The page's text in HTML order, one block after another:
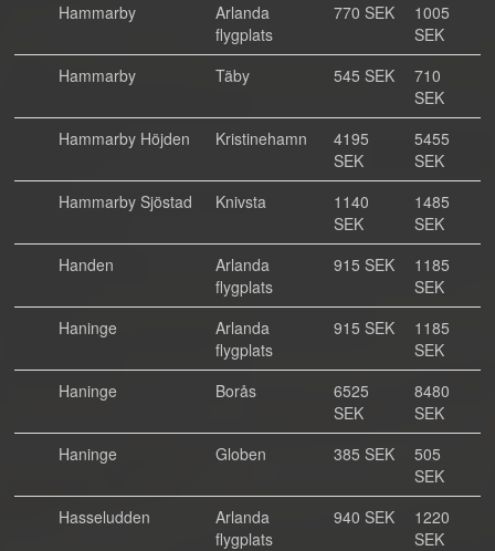
Hammarby
Arlanda
flygplats
770 SEK
1005
SEK
Hammarby
Täby 545 SEK
710
SEK
Hammarby Höjden
Kristinehamn
4195
SEK
5455
SEK
Hammarby Sjöstad
Knivsta
1140
SEK
1485
SEK
Handen
Arlanda
flygplats
915 SEK
1185
SEK
Haninge
Arlanda
flygplats
915 SEK
1185
SEK
Haninge
Borås
6525
SEK
8480
SEK
Haninge
Globen 385 SEK
505
SEK
Hasseludden
Arlanda
flygplats
940 SEK
1220
SEK